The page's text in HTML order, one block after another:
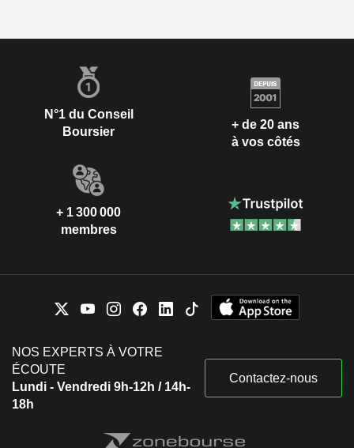
N°1 du Conseil
Boursier
+ de 20 ans
à vos côtés
+ 1 300 000
membres
NOS EXPERTS À VOTRE
ÉCOUTE
Lundi - Vendredi 9h-12h / 14h-
18h
Contactez-nous